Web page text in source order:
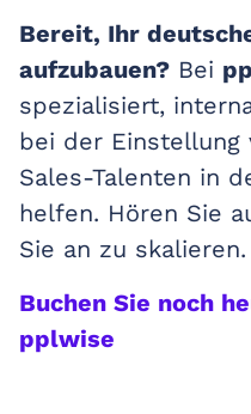
Bereit, Ihr
aufzubauen? Bei
spezialisiert,
bei der Einstellung
Sales-Talenten in
helfen. Hören Sie
Sie an zu skalieren.
Buchen Sie noch
pplwise